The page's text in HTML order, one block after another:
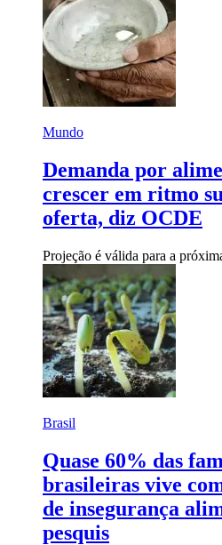
Mundo
Demanda por
crescer em ritmo
oferta, diz OCDE
Projeção é válida para a
Brasil
Quase 60% das
brasileiras vive
de insegurança
pesquis